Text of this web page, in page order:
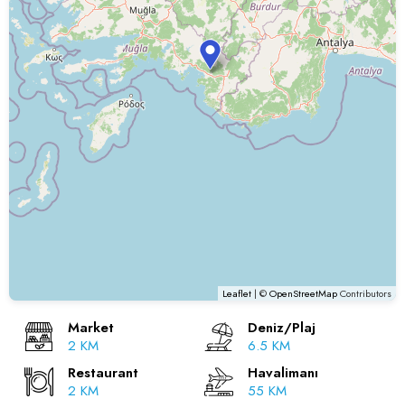
Leaflet | ©OpenStreetMapContributors
Market
2 KM
Deniz/Plaj
6.5 KM
Restaurant
2 KM
Havalimanı
55 KM